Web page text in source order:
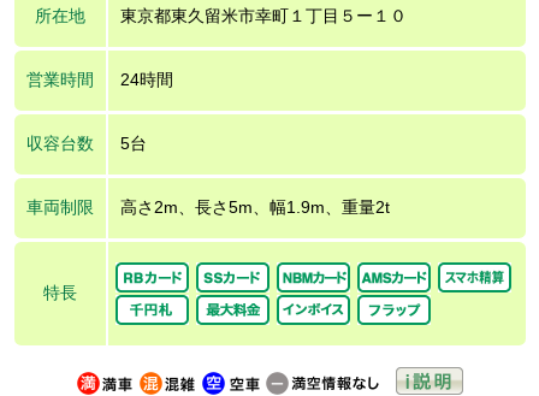
所在地 東京都東久留米市幸町１丁目５ー１０
営業時間 24時間
収容台数 5台
車両制限 高さ2m、長さ5m、幅1.9m、重量2t
特長